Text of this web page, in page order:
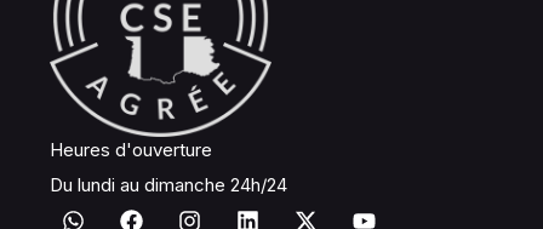
Heures d'ouverture
Du lundi au dimanche 24h/24